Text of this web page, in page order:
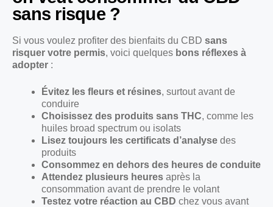
sans risque ?
Si vous voulez profiter des bienfaits du CBD sans
risquer votre permis, voici quelques bons réflexes à
adopter :
Évitez les fleurs et résines, surtout avant de
conduire
Choisissez des produits sans THC, comme les
huiles broad spectrum ou isolats
Lisez toujours les certificats d’analyse des
produits
Consommez en dehors des heures de conduite
Attendez plusieurs heures après la
consommation avant de prendre le volant
Testez votre réaction au CBD chez vous avant